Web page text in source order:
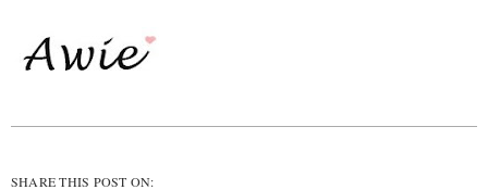
SHARE THIS POST ON: